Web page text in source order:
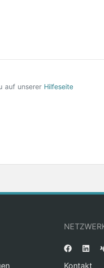
auf unserer Hilfeseite
Kontakt